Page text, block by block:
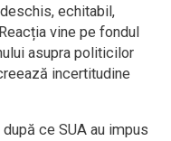
echitabil,
vine pe fondul
asupra politicilor
incertitudine
ce SUA au impus